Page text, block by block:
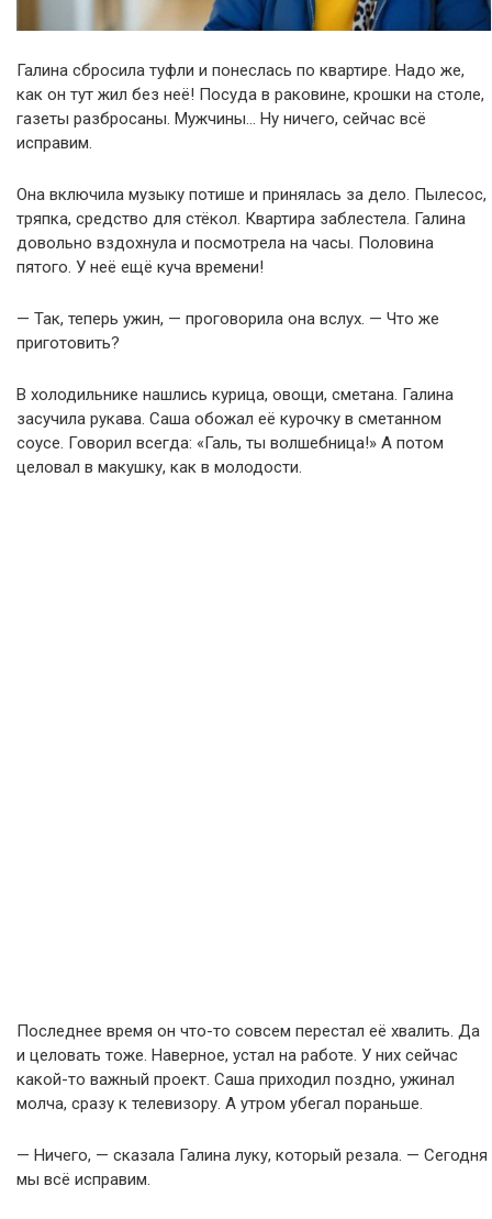
Галина сбросила туфли и понеслась по квартире. Надо же,
как он тут жил без неё! Посуда в раковине, крошки на столе,
газеты разбросаны. Мужчины… Ну ничего, сейчас всё
исправим.
Она включила музыку потише и принялась за дело. Пылесос,
тряпка, средство для стёкол. Квартира заблестела. Галина
довольно вздохнула и посмотрела на часы. Половина
пятого. У неё ещё куча времени!
— Так, теперь ужин, — проговорила она вслух. — Что же
приготовить?
В холодильнике нашлись курица, овощи, сметана. Галина
засучила рукава. Саша обожал её курочку в сметанном
соусе. Говорил всегда: «Галь, ты волшебница!» А потом
целовал в макушку, как в молодости.
Последнее время он что-то совсем перестал её хвалить. Да
и целовать тоже. Наверное, устал на работе. У них сейчас
какой-то важный проект. Саша приходил поздно, ужинал
молча, сразу к телевизору. А утром убегал пораньше.
— Ничего, — сказала Галина луку, который резала. — Сегодня
мы всё исправим.